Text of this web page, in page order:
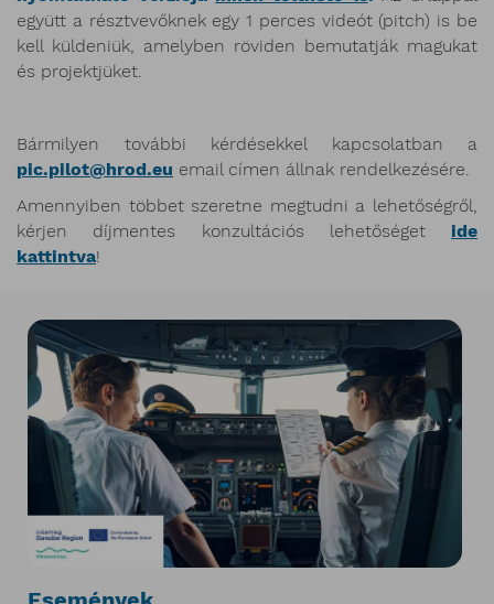
együtt a résztvevőknek egy 1 perces videót (pitch) is be
kell küldeniük, amelyben röviden bemutatják magukat
és projektjüket.
Bármilyen további kérdésekkel kapcsolatban a
pic.pilot@hrod.eu email címen állnak rendelkezésére.
Amennyiben többet szeretne megtudni a lehetőségről,
kérjen díjmentes konzultációs lehetőséget ide
kattintva!